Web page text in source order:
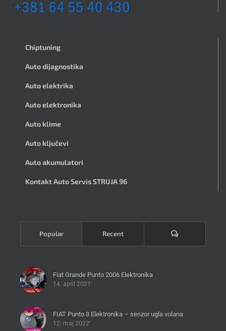
Chiptuning
Auto dijagnostika
Auto elektrika
Auto elektronika
Auto klime
Auto ključevi
Auto akumulatori
Kontakt Auto Servis STRUJA 96
Popular Recent Komentari
Fiat Grande Punto 2006 Elektronika
14. april 2021'
FIAT Punto 3 Elektronika – senzor ugla volana
12. maj 2022'